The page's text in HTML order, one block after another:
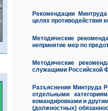
Рекомендации
целях противодействия
Методические
непринятие мер по
Методические
служащими Российской
Разъяснения Минтруда
отдельными
командировками и
(должностных)